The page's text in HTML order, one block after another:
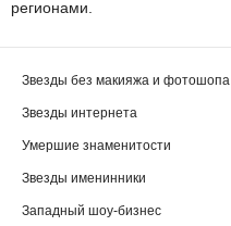
регионами.
Звезды без макияжа и фотошопа
Звезды интернета
Умершие знаменитости
Звезды именинники
Западный шоу-бизнес